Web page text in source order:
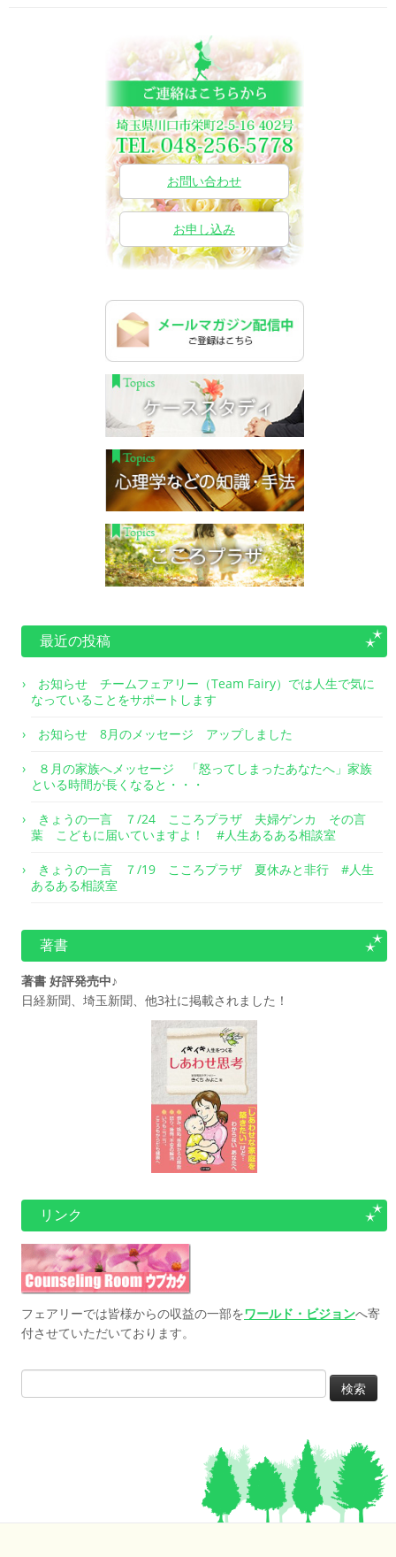
お問い合わせ
お申し込み
最近の投稿
お知らせ チームフェアリー（Team Fairy）では人生で気に
なっていることをサポートします
お知らせ 8月のメッセージ アップしました
８月の家族へメッセージ 「怒ってしまったあなたへ」家族
といる時間が長くなると・・・
きょうの一言 ７/24 こころプラザ 夫婦ゲンカ その言
葉 こどもに届いていますよ！ #人生あるある相談室
きょうの一言 ７/19 こころプラザ 夏休みと非行 #人生
あるある相談室
著書
著書 好評発売中♪
日経新聞、埼玉新聞、他3社に掲載されました！
リンク
フェアリーでは皆様からの収益の一部をワールド・ビジョンへ寄
付させていただいております。
検
索: